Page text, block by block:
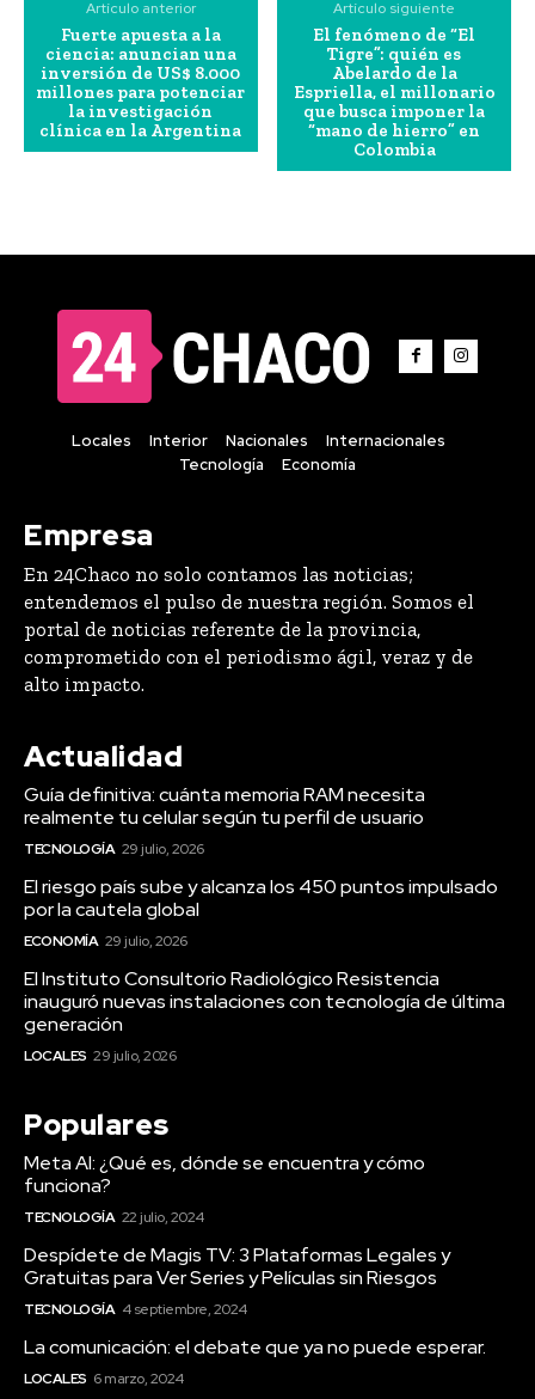
Artículo anterior
Fuerte apuesta a la
ciencia: anuncian una
inversión de US$ 8.000
millones para potenciar
la investigación
clínica en la Argentina
Artículo siguiente
El fenómeno de “El
Tigre”: quién es
Abelardo de la
Espriella, el millonario
que busca imponer la
“mano de hierro” en
Colombia
Locales Interior Nacionales
Internacionales
Tecnología
Economía
Empresa
En 24Chaco no solo contamos las noticias;
entendemos el pulso de nuestra región. Somos el
portal de noticias referente de la provincia,
comprometido con el periodismo ágil, veraz y de
alto impacto.
Actualidad
Guía definitiva: cuánta memoria RAM necesita
realmente tu celular según tu perfil de usuario
TECNOLOGÍA 29 julio, 2026
El riesgo país sube y alcanza los 450 puntos impulsado
por la cautela global
ECONOMÍA 29 julio, 2026
El Instituto Consultorio Radiológico Resistencia
inauguró nuevas instalaciones con tecnología de última
generación
LOCALES 29 julio, 2026
Populares
Meta AI: ¿Qué es, dónde se encuentra y cómo
funciona?
TECNOLOGÍA 22 julio, 2024
Despídete de Magis TV: 3 Plataformas Legales y
Gratuitas para Ver Series y Películas sin Riesgos
TECNOLOGÍA 4 septiembre, 2024
La comunicación: el debate que ya no puede esperar.
LOCALES 6 marzo, 2024